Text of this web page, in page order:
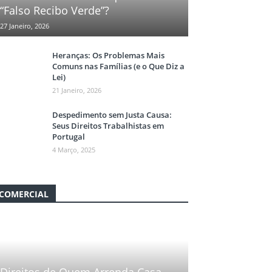
“Falso Recibo Verde”?
27 Janeiro, 2026
Heranças: Os Problemas Mais
Comuns nas Famílias (e o Que Diz a
Lei)
21 Janeiro, 2026
Despedimento sem Justa Causa:
Seus Direitos Trabalhistas em
Portugal
4 Março, 2025